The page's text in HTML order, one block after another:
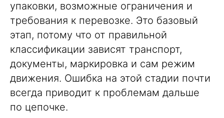
упаковки, возможные ограничения и
требования к перевозке. Это базовый
этап, потому что от правильной
классификации зависят транспорт,
документы, маркировка и сам режим
движения. Ошибка на этой стадии почти
всегда приводит к проблемам дальше
по цепочке.